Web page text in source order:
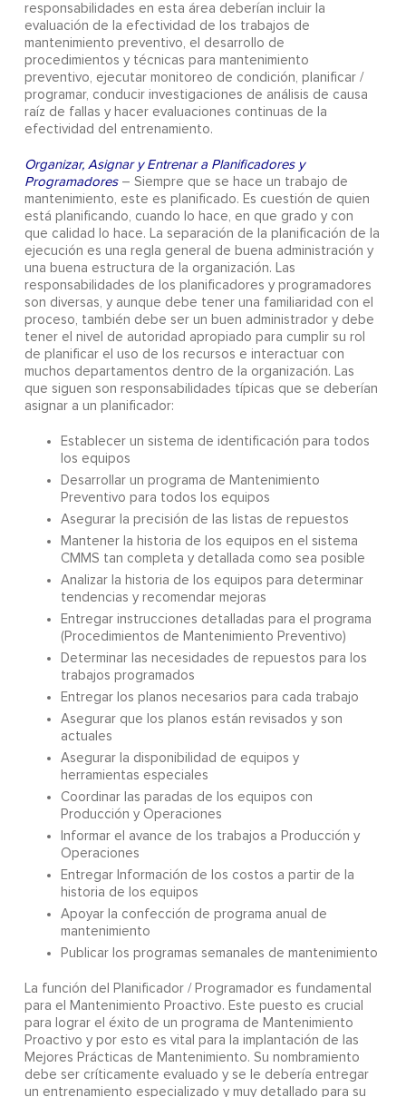
responsabilidades en esta área deberían incluir la
evaluación de la efectividad de los trabajos de
mantenimiento preventivo, el desarrollo de
procedimientos y técnicas para mantenimiento
preventivo, ejecutar monitoreo de condición, planificar /
programar, conducir investigaciones de análisis de causa
raíz de fallas y hacer evaluaciones continuas de la
efectividad del entrenamiento.
Organizar, Asignar y Entrenar a Planificadores y
Programadores– Siempre que se hace un trabajo de
mantenimiento, este es planificado. Es cuestión de quien
está planificando, cuando lo hace, en que grado y con
que calidad lo hace. La separación de la planificación de la
ejecución es una regla general de buena administración y
una buena estructura de la organización. Las
responsabilidades de los planificadores y programadores
son diversas, y aunque debe tener una familiaridad con el
proceso, también debe ser un buen administrador y debe
tener el nivel de autoridad apropiado para cumplir su rol
de planificar el uso de los recursos e interactuar con
muchos departamentos dentro de la organización. Las
que siguen son responsabilidades típicas que se deberían
asignar a un planificador:
Establecer un sistema de identificación para todos
los equipos
Desarrollar un programa de Mantenimiento
Preventivo para todos los equipos
Asegurar la precisión de las listas de repuestos
Mantener la historia de los equipos en el sistema
CMMS tan completa y detallada como sea posible
Analizar la historia de los equipos para determinar
tendencias y recomendar mejoras
Entregar instrucciones detalladas para el programa
(Procedimientos de Mantenimiento Preventivo)
Determinar las necesidades de repuestos para los
trabajos programados
Entregar los planos necesarios para cada trabajo
Asegurar que los planos están revisados y son
actuales
Asegurar la disponibilidad de equipos y
herramientas especiales
Coordinar las paradas de los equipos con
Producción y Operaciones
Informar el avance de los trabajos a Producción y
Operaciones
Entregar Información de los costos a partir de la
historia de los equipos
Apoyar la confección de programa anual de
mantenimiento
Publicar los programas semanales de mantenimiento
La función del Planificador / Programador es fundamental
para el Mantenimiento Proactivo. Este puesto es crucial
para lograr el éxito de un programa de Mantenimiento
Proactivo y por esto es vital para la implantación de las
Mejores Prácticas de Mantenimiento. Su nombramiento
debe ser críticamente evaluado y se le debería entregar
un entrenamiento especializado y muy detallado para su